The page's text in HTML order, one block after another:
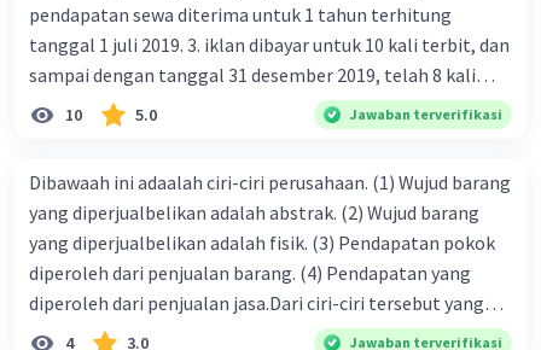
pendapatan sewa diterima untuk 1 tahun terhitung
tanggal 1 juli 2019. 3. iklan dibayar untuk 10 kali terbit, dan
sampai dengan tanggal 31 desember 2019, telah 8 kali
terbit. 4. gaji terutang untuk periode berjalan sebesar
Rp800.000,00 dari data di atas, pencatatan jurnal pembalik
10 5.0 Jawaban terverifikasi
Dibawaah ini adaalah ciri-ciri perusahaan. (1) Wujud barang
yang diperjualbelikan adalah abstrak. (2) Wujud barang
yang diperjualbelikan adalah fisik. (3) Pendapatan pokok
diperoleh dari penjualan barang. (4) Pendapatan yang
diperoleh dari penjualan jasa.Dari ciri-ciri tersebut yang
merupakan ciri dari perusahaan dagang ditunjukan pada
4 3.0 Jawaban terverifikasi